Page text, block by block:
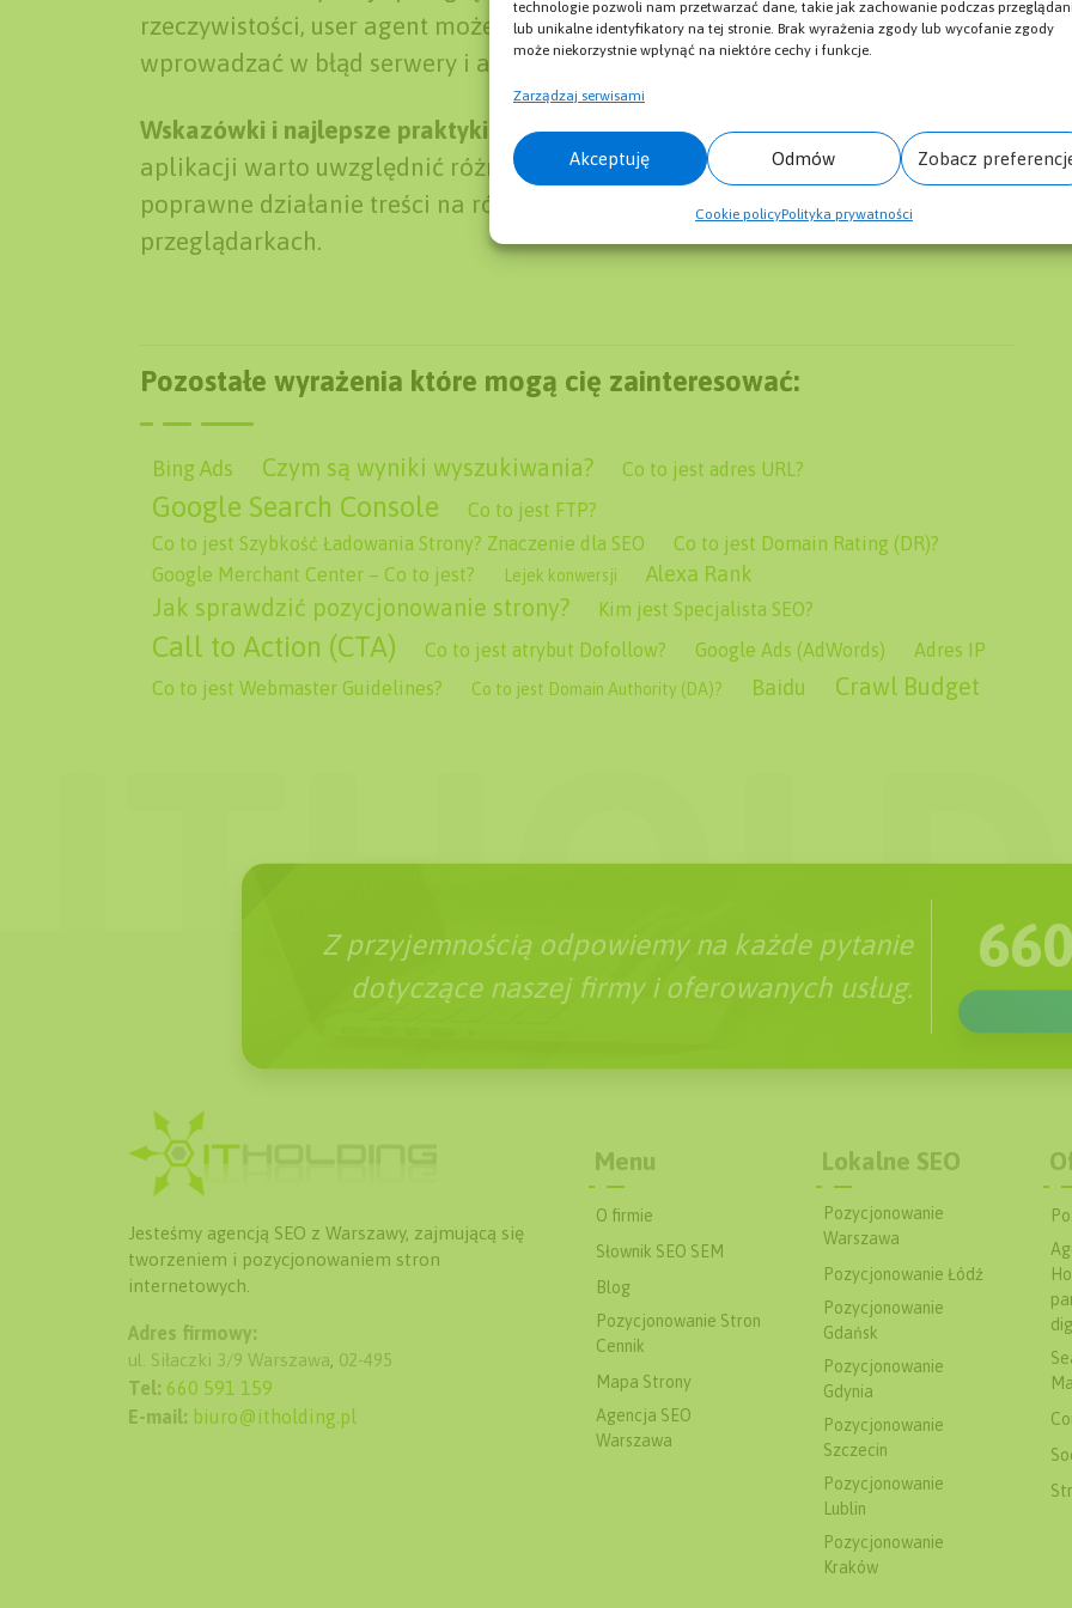
technologie pozwoli nam przetwarzać dane, takie jak zachowanie podczas
lub unikalne identyfikatory na tej stronie. Brak wyrażenia zgody lub wycofanie zgody
może niekorzystnie wpłynąć na niektóre cechy i funkcje.
Zarządzaj serwisami
Akceptuję Odmów Zobacz
Cookie policyPolityka prywatności
rzeczywistości, user agent może być zmieniony lub zafałszowany, co może
wprowadzać w błąd serwery i aplikacje.
Wskazówki i najlepsze praktyki:
Podczas projektowania stron internetowych i
aplikacji warto uwzględnić różnorodność user agentów, aby zapewnić
poprawne działanie treści na różnych urządzeniach i w różnych
przeglądarkach.
Pozostałe wyrażenia które mogą cię zainteresować:
Bing Ads Czym są wyniki wyszukiwania? Co to jest adres URL?
Google Search Console
Co to jest FTP?
Co to jest Szybkość Ładowania Strony? Znaczenie dla SEO
Co to jest Domain Rating (DR)?
Google Merchant Center – Co to jest?
Lejek konwersji Alexa Rank
Jak sprawdzić pozycjonowanie strony? Kim jest Specjalista SEO?
Call to Action (CTA) Co to jest atrybut Dofollow? Google Ads (AdWords)
Adres IP
Co to jest Webmaster Guidelines?
Co to jest Domain Authority (DA)? Baidu Crawl Budget
Z przyjemnością odpowiemy na każde pytanie
dotyczące naszej firmy i oferowanych usług.
Jesteśmy agencją SEO z Warszawy, zajmującą się
tworzeniem i pozycjonowaniem stron
internetowych.
Adres firmowy:
ul. Siłaczki 3/9 Warszawa, 02-495
Tel: 660 591 159
E-mail: biuro@itholding.pl
Menu
O firmie
Słownik SEO SEM
Blog
Pozycjonowanie Stron
Cennik
Mapa Strony
Agencja SEO
Warszawa
Lokalne SEO
Pozycjonowanie
Warszawa
Pozycjonowanie Łódź
Pozycjonowanie
Gdańsk
Pozycjonowanie
Gdynia
Pozycjonowanie
Szczecin
Pozycjonowanie
Lublin
Pozycjonowanie
Kraków